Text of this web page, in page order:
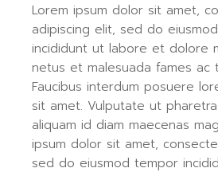
Lorem ipsum dolor sit amet,
adipiscing elit, sed do
incididunt ut labore et dolore
netus et malesuada fames ac
Faucibus interdum posuere
sit amet. Vulputate ut
aliquam id diam maecenas
ipsum dolor sit amet,
sed do eiusmod tempor